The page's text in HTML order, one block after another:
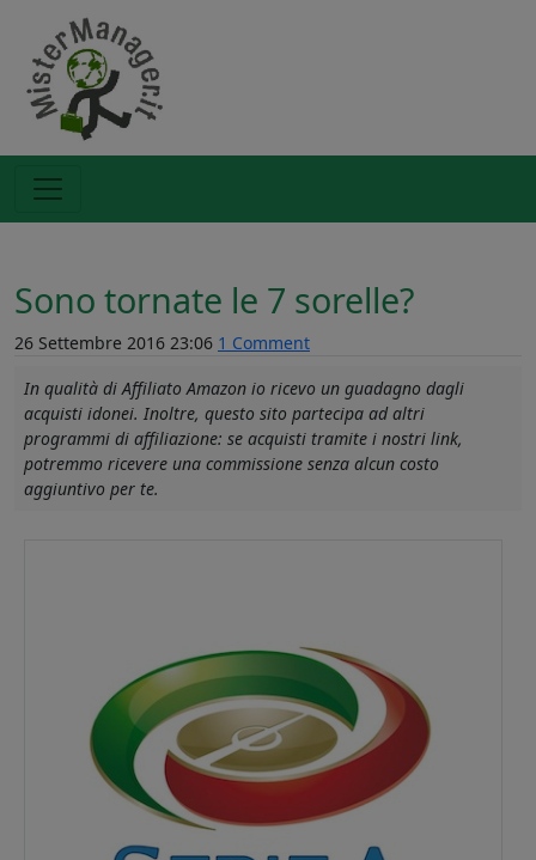
Sono tornate le 7 sorelle?
26 Settembre 2016 23:06 1 Comment
In qualità di Affiliato Amazon io ricevo un guadagno dagli
acquisti idonei. Inoltre, questo sito partecipa ad altri
programmi di affiliazione: se acquisti tramite i nostri link,
potremmo ricevere una commissione senza alcun costo
aggiuntivo per te.